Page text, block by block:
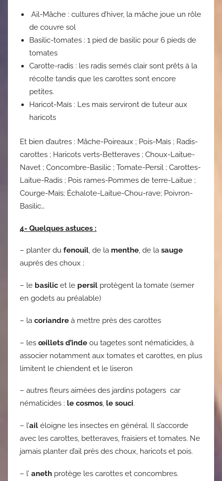
Ail-Mâche : cultures d’hiver, la mâche joue un rôle
de couvre sol
Basilic-tomates : 1 pied de basilic pour 6 pieds de
tomates
Carotte-radis : les radis semés clair sont prêts à la
récolte tandis que les carottes sont encore
petites.
Haricot-Maïs : Les maïs serviront de tuteur aux
haricots
Et bien d’autres : Mâche-Poireaux ; Pois-Maïs ; Radis-
carottes ; Haricots verts-Betteraves ; Choux-Laitue-
Navet ; Concombre-Basilic ; Tomate-Persil ; Carottes-
Laitue-Radis ; Pois rames-Pommes de terre-Laitue ;
Courge-Maïs; Échalote-Laitue-Chou-rave; Poivron-
Basilic…
4- Quelques astuces :
– planter du fenouil, de la menthe, de la sauge
auprès des choux ;
– le basilic et le persil protègent la tomate (semer
en godets au préalable)
– la coriandre à mettre près des carottes
– les œillets d’inde ou tagetes sont nématicides, à
associer notamment aux tomates et carottes, en plus
limitent le chiendent et le liseron
– autres fleurs aimées des jardins potagers car
nématicides : le cosmos, le souci.
– l’ail éloigne les insectes en général. Il s’accorde
avec les carottes, betteraves, fraisiers et tomates. Ne
jamais planter d’ail près des choux, haricots et pois.
– l’ aneth protège les carottes et concombres.